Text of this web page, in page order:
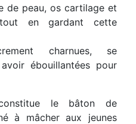
de peau, os cartilage et
tout en gardant cette
charnues, se
ébouillantées pour
le bâton de
à mâcher aux jeunes